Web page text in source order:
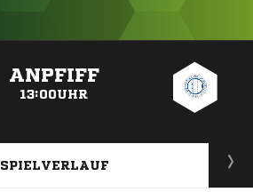
ANPFIFF
13:00UHR
SPIELVERLAUF